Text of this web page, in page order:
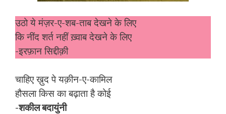
उठो ये मंज़र-ए-शब-ताब देखने के लिए
कि नींद शर्त नहीं ख़्वाब देखने के लिए
-इरफ़ान सिद्दीक़ी
चाहिए ख़ुद पे यक़ीन-ए-कामिल
हौसला किस का बढ़ाता है कोई
-शकील बदायुंनी